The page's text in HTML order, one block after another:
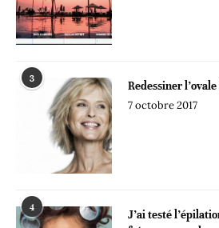
3
Redessiner
7 octobre 2017
4
J’ai testé